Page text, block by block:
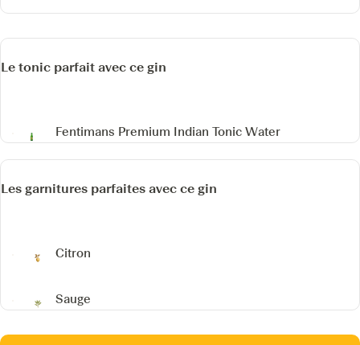
Le tonic parfait avec ce gin
Fentimans Premium Indian Tonic Water
Les garnitures parfaites avec ce gin
Citron
Sauge